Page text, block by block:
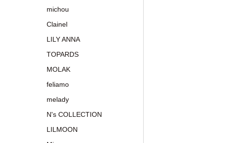
michou
Clainel
LILY ANNA
TOPARDS
MOLAK
feliamo
melady
N's COLLECTION
LILMOON